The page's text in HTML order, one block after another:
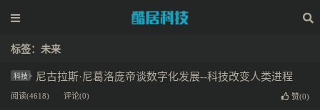
标签：未来
科技 尼古拉斯·尼葛洛庞帝谈数字化发展--科技改变人类进程
阅读(4618) 评论(0) 赞(0)